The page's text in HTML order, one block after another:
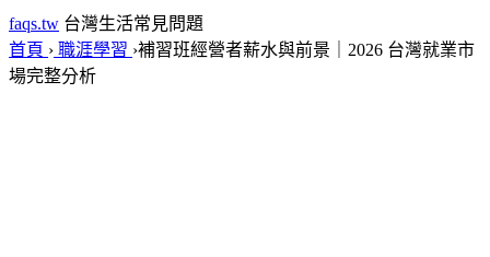
faqs.tw 台灣生活常見問題
首頁 › 職涯學習 ›補習班經營者薪水與前景｜2026 台灣就業市
場完整分析